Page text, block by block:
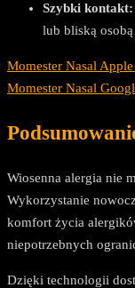
Szybki kontakt:
lub bliską
Momester Nasal Apple
Momester Nasal
Wiosenna alergia nie
Wykorzystanie
komfort życia
niepotrzebnych
Dzięki technologii